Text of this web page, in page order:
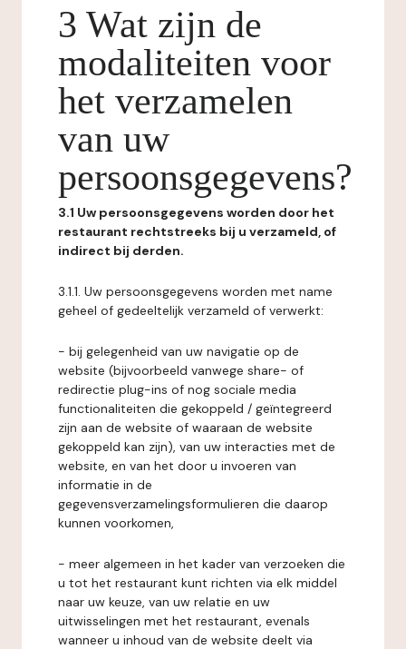
3 Wat zijn de
modaliteiten voor
het verzamelen
van uw
persoonsgegevens?
3.1 Uw persoonsgegevens worden door het
restaurant rechtstreeks bij u verzameld, of
indirect bij derden.
3.1.1. Uw persoonsgegevens worden met name
geheel of gedeeltelijk verzameld of verwerkt:
- bij gelegenheid van uw navigatie op de
website (bijvoorbeeld vanwege share- of
redirectie plug-ins of nog sociale media
functionaliteiten die gekoppeld / geïntegreerd
zijn aan de website of waaraan de website
gekoppeld kan zijn), van uw interacties met de
website, en van het door u invoeren van
informatie in de
gegevensverzamelingsformulieren die daarop
kunnen voorkomen,
- meer algemeen in het kader van verzoeken die
u tot het restaurant kunt richten via elk middel
naar uw keuze, van uw relatie en uw
uitwisselingen met het restaurant, evenals
wanneer u inhoud van de website deelt via